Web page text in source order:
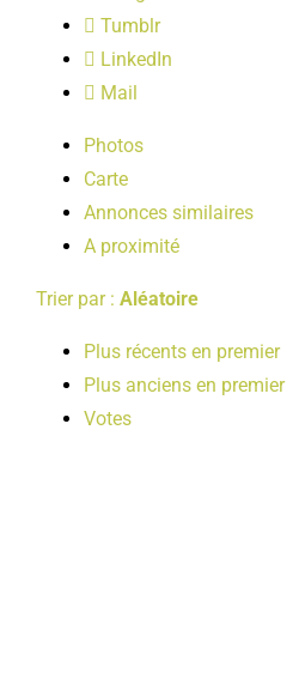
LOISIRS
PUBLICATIONS
Tumblr
LinkedIn
Mail
Photos
Carte
Annonces similaires
A proximité
Trier par : Aléatoire
Plus récents en premier
Plus anciens en premier
Votes